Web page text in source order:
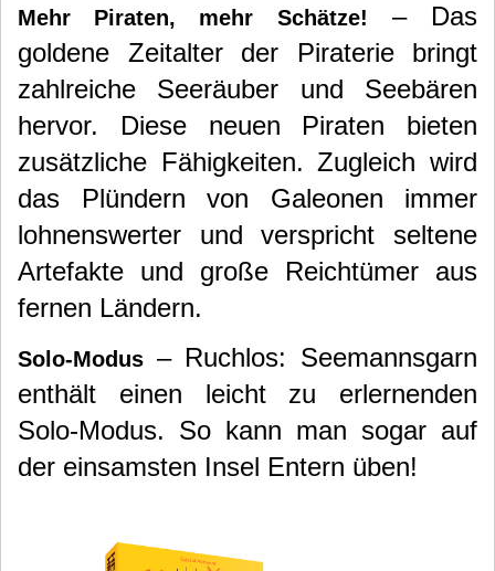
Mehr Piraten, mehr Schätze!
– Das
goldene Zeitalter der Piraterie bringt
zahlreiche Seeräuber und Seebären
hervor. Diese neuen Piraten bieten
zusätzliche Fähigkeiten. Zugleich wird
das Plündern von Galeonen immer
lohnenswerter und verspricht seltene
Artefakte und große Reichtümer aus
fernen Ländern.
Solo-Modus – Ruchlos: Seemannsgarn
enthält einen leicht zu erlernenden
Solo-Modus. So kann man sogar auf
der einsamsten Insel Entern üben!